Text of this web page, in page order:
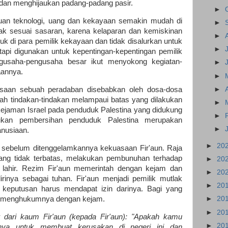
menghijaukan padang-padang pasir.
teknologi, uang dan kekayaan semakin mudah di
sesuai sasaran, karena kelaparan dan kemiskinan
di para pemilik kekayaan dan tidak disalurkan untuk
digunakan untuk kepentingan-kepentingan pemilik
pengusaha besar ikut menyokong kegiatan-
sebuah peradaban disebabkan oleh dosa-dosa
tindakan-tindakan melampaui batas yang dilakukan
Israel pada penduduk Palestina yang didukung
pembersihan penduduk Palestina merupakan
ditenggelamkannya kekuasaan Fir'aun. Raja
tidak terbatas, melakukan pembunuhan terhadap
Rezim Fir'aun memerintah dengan kejam dan
sebagai tuhan. Fir'aun menjadi pemilik mutlak
harus mendapat izin darinya. Bagi yang
dengan kejam.
dari kaum Fir'aun (kepada Fir'aun): "Apakah kamu
►
►
►
►
►
►
►
►
►
►
►
►
►
►
►
►
►